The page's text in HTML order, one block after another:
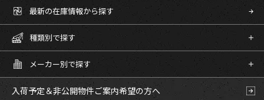
最新の在庫情報から探す
種類別で探す
メーカー別で探す
入荷予定＆非公開物件ご案内希望の方へ